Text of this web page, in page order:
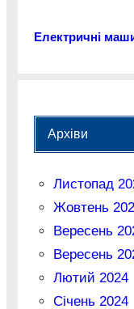
Електричні
Архіви
Листопад
Жовтень
Вересень
Вересень
Лютий 2024
Січень 2024